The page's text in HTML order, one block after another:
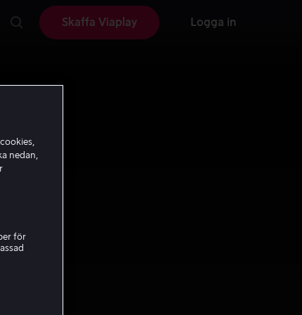
Skaffa Viaplay Logga in
nedan,
för